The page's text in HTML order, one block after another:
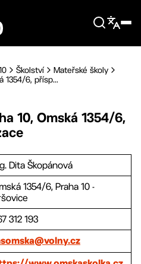
Školství
Mateřské školy
1354/6, přísp...
10, Omská 1354/6,
Dita Škopánová
1354/6, Praha 10 -
312 193